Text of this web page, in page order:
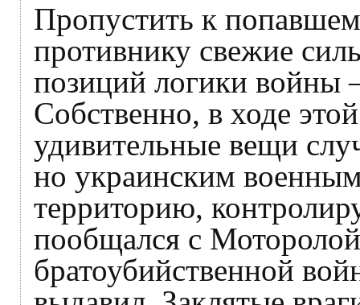
Пропустить к
противнику свежие
позиций логики войны
Собственно, в ходе
удивительные вещи
но украинским
территорию,
пообщался с
братоубийственной